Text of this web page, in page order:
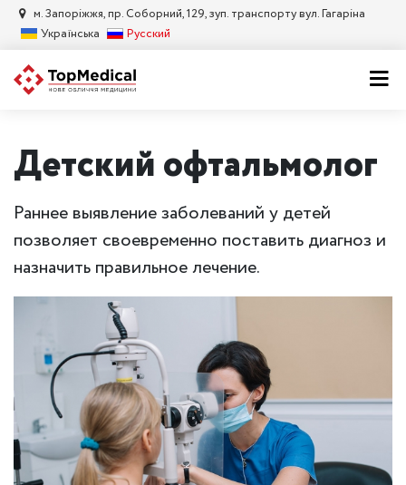
м. Запорiжжя, пр. Соборний, 129, зуп. транспорту вул. Гагаріна
Українська
Русский
Детский офтальмолог
Раннее выявление заболеваний у детей
позволяет своевременно поставить диагноз и
назначить правильное лечение.